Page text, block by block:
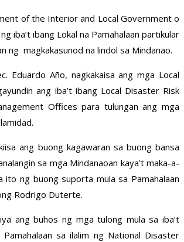
of the Interior and Local Government o
iba’t ibang Lokal na Pamahalaan partikular
ng magkakasunod na lindol sa Mindanao.
Eduardo Año, nagkakaisa ang mga Local
ang iba’t ibang Local Disaster Risk
Offices para tulungan ang mga
ang buong kagawaran sa buong bansa
sa mga Mindanaoan kaya’t maka-a-
ito ng buong suporta mula sa Pamahalaan
Rodrigo Duterte.
ang buhos ng mga tulong mula sa iba’t
sa ilalim ng National Disaster